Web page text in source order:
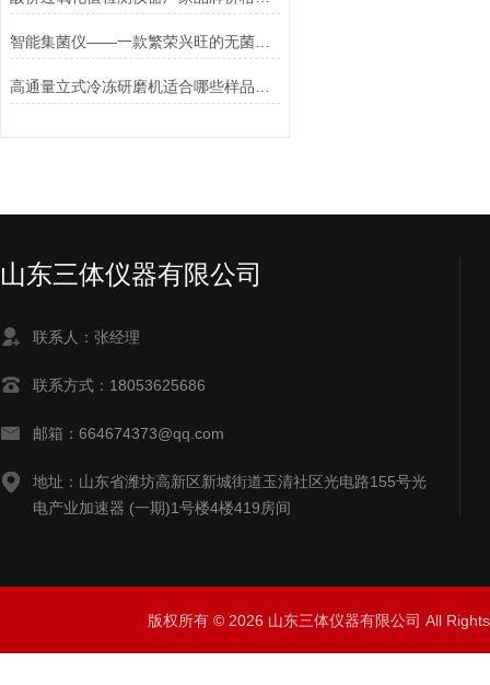
智能集菌仪——一款繁荣兴旺的无菌微生物室高洁净仪
山东三体仪器有限公司
联系人：张经理
联系方式：18053625686
邮箱：664674373@qq.com
地址：山东省潍坊高新区新城街道玉清社区光电路155号光
电产业加速器 (一期)1号楼4楼419房间
版权所有 © 2026 山东三体仪器有限公司 All